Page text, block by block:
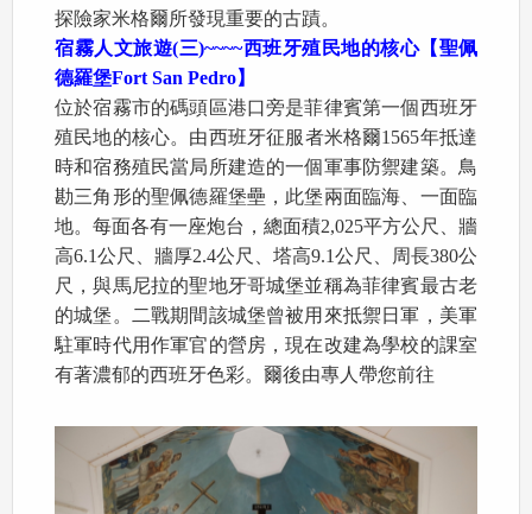
探險家米格爾所發現重要的古蹟。
宿霧人文旅遊(三)~~~~西班牙殖民地的核心【聖佩
德羅堡Fort San Pedro】
位於宿霧市的碼頭區港口旁是菲律賓第一個西班牙
殖民地的核心。由西班牙征服者米格爾1565年抵達
時和宿務殖民當局所建造的一個軍事防禦建築。鳥
勘三角形的聖佩德羅堡壘，此堡兩面臨海、一面臨
地。每面各有一座炮台，總面積2,025平方公尺、牆
高6.1公尺、牆厚2.4公尺、塔高9.1公尺、周長380公
尺，與馬尼拉的聖地牙哥城堡並稱為菲律賓最古老
的城堡。二戰期間該城堡曾被用來抵禦日軍，美軍
駐軍時代用作軍官的營房，現在改建為學校的課室
有著濃郁的西班牙色彩。爾後由專人帶您前往